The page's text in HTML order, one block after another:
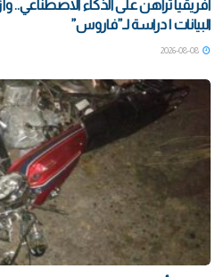
أفريقيا تراهن على الذكاء الاصطناعي..
البيانات | دراسة لـ”فاروس”